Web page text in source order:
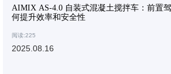
AIMIX AS-4.0 自装式混凝土搅拌车：前置
何提升效率和安全性
阅读:225
2025.08.16